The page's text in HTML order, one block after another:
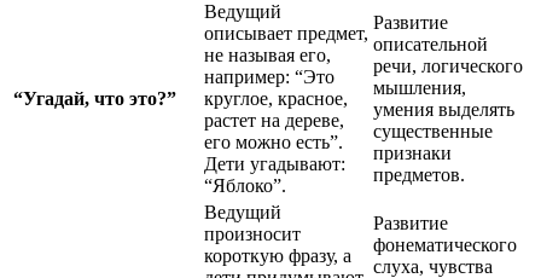
“Угадай, что это?”
Ведущий
описывает предмет,
не называя его,
например: “Это
круглое, красное,
растет на дереве,
его можно есть”.
Дети угадывают:
“Яблоко”.
Развитие
описательной
речи, логического
мышления,
умения выделять
существенные
признаки
предметов.
Ведущий
произносит
короткую фразу, а
Развитие
фонематического
слуха, чувства